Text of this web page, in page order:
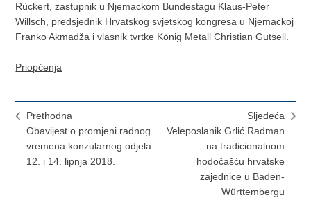
Rückert, zastupnik u Njemackom Bundestagu Klaus-Peter
Willsch, predsjednik Hrvatskog svjetskog kongresa u Njemackoj
Franko Akmadža i vlasnik tvrtke König Metall Christian Gutsell.
Priopćenja
Prethodna
Obavijest o promjeni radnog
vremena konzularnog odjela
12. i 14. lipnja 2018.
Sljedeća
Veleposlanik Grlić Radman
na tradicionalnom
hodočašću hrvatske
zajednice u Baden-
Württembergu